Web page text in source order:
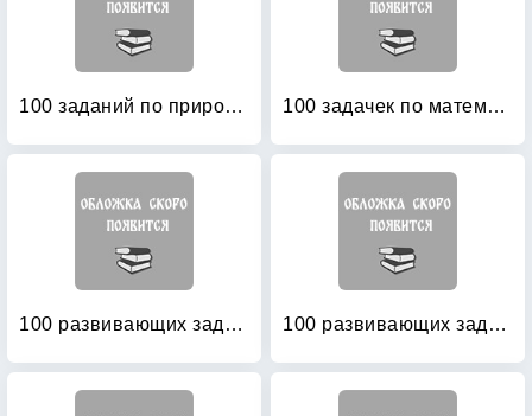
100 заданий по природоведению: Рабочая тетрадь для учащихся 3-го класса четырехлетней начальной школы 100 задачек по математике: Рабочая тетрадь для детей 5-6 лет
100 развивающих заданий для девочек 100 развивающих заданий для девочек